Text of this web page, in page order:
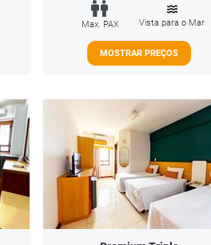
Max. PAX Vista para o Mar
MOSTRAR PREÇOS